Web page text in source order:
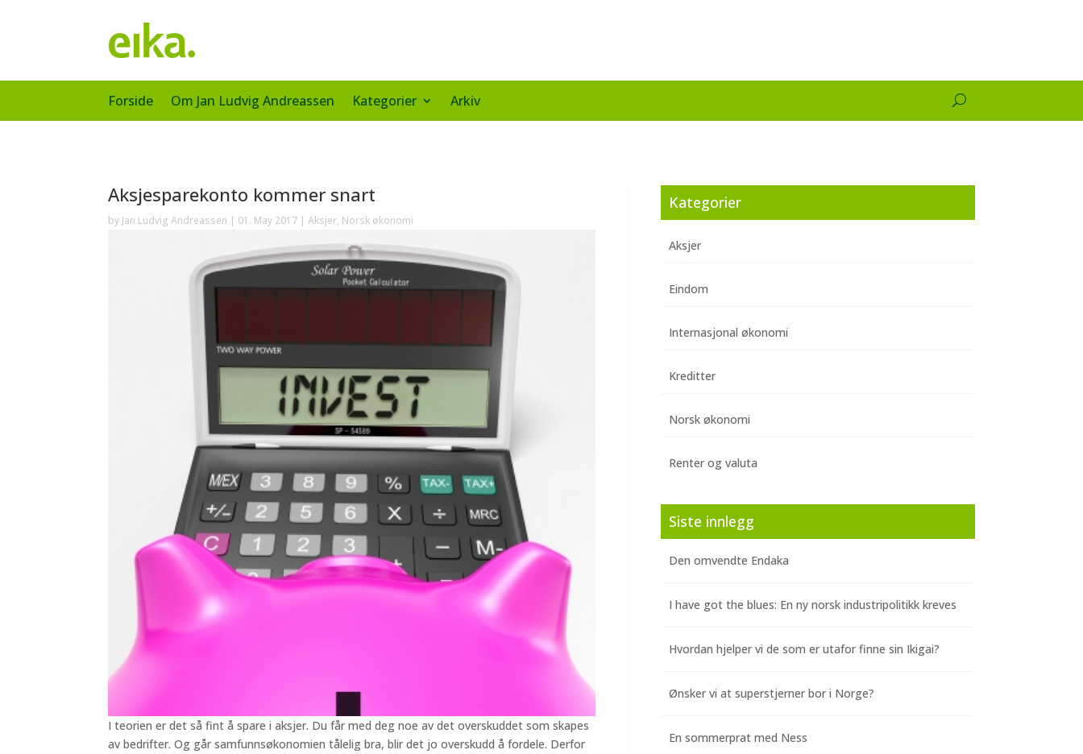
Forside Om Jan Ludvig Andreassen Kategorier Arkiv
Aksjesparekonto kommer snart
by Jan Ludvig Andreassen | 01. May 2017 |Aksjer, Norsk økonomi
I teorien er det så fint å spare i aksjer. Du får med deg noe av det overskuddet som skapes
av bedrifter. Og går samfunnsøkonomien tålelig bra, blir det jo overskudd å fordele. Derfor
Kategorier
Aksjer
Eindom
Internasjonal økonomi
Kreditter
Norsk økonomi
Renter og valuta
Siste innlegg
Den omvendte Endaka
I have got the blues: En ny norsk industripolitikk kreves
Hvordan hjelper vi de som er utafor finne sin Ikigai?
Ønsker vi at superstjerner bor i Norge?
En sommerprat med Ness